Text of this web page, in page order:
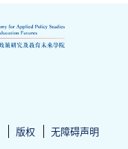
版权 无障碍声明